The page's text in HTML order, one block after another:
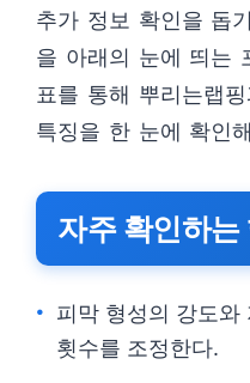
추가 정보 확인을 돕
을 아래의 눈에 띄는
표를 통해 뿌리는랩
특징을 한 눈에 확인
자주 확인하는
피막 형성의 강도와
횟수를 조정한다.